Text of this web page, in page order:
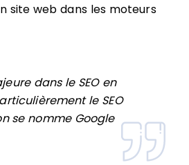
site web dans les moteurs
dans le SEO en
le SEO
se nomme Google